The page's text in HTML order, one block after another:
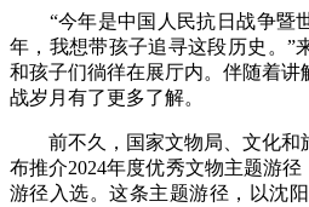
“今年是中国人民抗日战争暨
年，我想带孩子追寻这段历史。”
和孩子们徜徉在展厅内。伴随着
战岁月有了更多了解。
前不久，国家文物局、文化和
布推介2024年度优秀文物主题游
游径入选。这条主题游径，以沈